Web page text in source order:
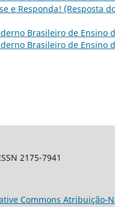
e Responda! (Resposta
Brasileiro de Ensino
Brasileiro de Ensino
2175-7941
Commons Atribuição-